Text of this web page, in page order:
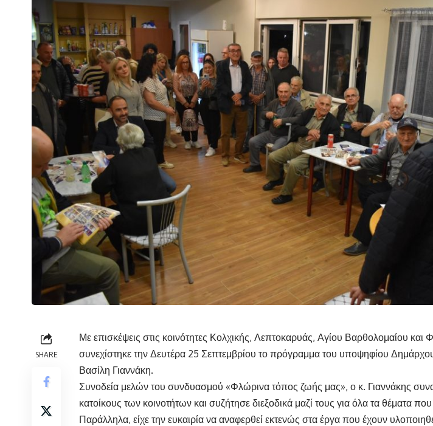
SHARE
Με επισκέψεις στις κοινότητες Κολχικής, Λεπτοκαρυάς, Αγίου Βαρθολομαίου
συνεχίστηκε την Δευτέρα 25 Σεπτεμβρίου το πρόγραμμα του υποψηφίου
Βασίλη Γιαννάκη.
Συνοδεία μελών του συνδυασμού «Φλώρινα τόπος ζωής μας», ο κ. Γιαννάκης
κατοίκους των κοινοτήτων και συζήτησε διεξοδικά μαζί τους για όλα τα θέματα
Παράλληλα, είχε την ευκαιρία να αναφερθεί εκτενώς στα έργα που έχουν